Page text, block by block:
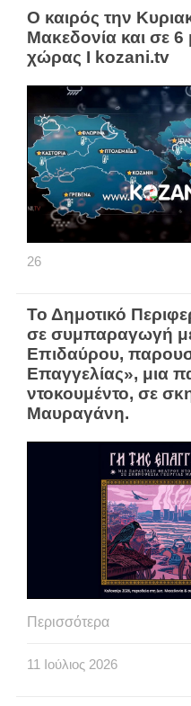
Ο καιρός την
Μακεδονία και σε 6
χώρας Ι kozani.tv
26
Το Δημοτικό
σε συμπαραγωγή
Επιδαύρου,
Επαγγελίας», μια
ντοκουμέντο, σε
Μαυραγάνη.
Περισσότερα
11 Ιούλιος 2026